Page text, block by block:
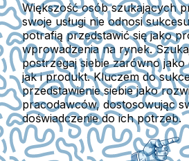
Większość osób szukających
swoje usługi nie odnosi
potrafią przedstawić się jako
wprowadzenia na rynek.
postrzegaj siebie zarówno jako
jak i produkt. Kluczem do
przedstawienie siebie jako
pracodawców, dostosowując
doświadczenie do ich potrzeb.